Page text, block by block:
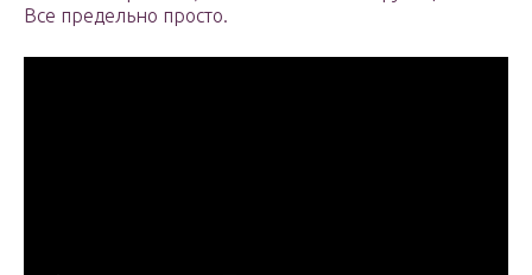
Все предельно просто.